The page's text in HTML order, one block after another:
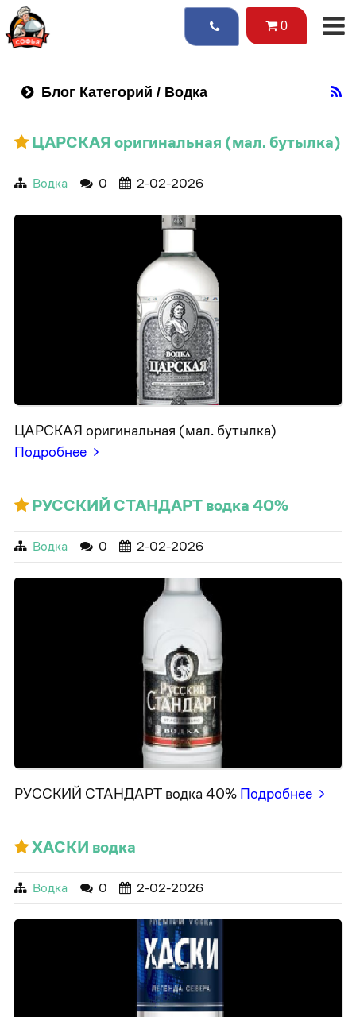
0
Блог Категорий / Водка
ЦАРСКАЯ оригинальная (мал. бутылка)
Водка 0 2-02-2026
ЦАРСКАЯ оригинальная (мал. бутылка)
Подробнее
РУССКИЙ СТАНДАРТ водка 40%
Водка 0 2-02-2026
РУССКИЙ СТАНДАРТ водка 40% Подробнее
ХАСКИ водка
Водка 0 2-02-2026